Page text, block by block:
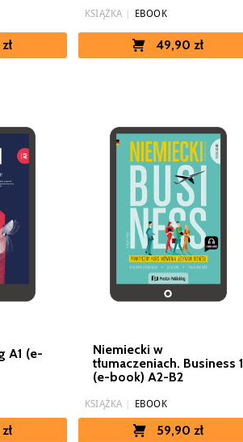
KSIĄŻKA EBOOK
49,90 zł
A1 (e-
Niemiecki w
tłumaczeniach. Business 1
(e-book) A2-B2
KSIĄŻKA | EBOOK
59,90 zł